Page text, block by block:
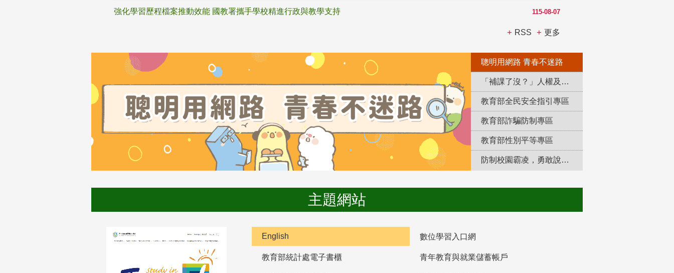
115-08-07
強化學習歷程檔案推動效能 國教署攜手學校精進行政與教學支持
RSS 更多
聰明用網路 青春不迷路
「補課了沒？」人權及轉型正義教育專區
教育部全民安全指引專區
教育部詐騙防制專區
教育部性別平等專區
防制校園霸凌，勇敢說出來！
主題網站
English 數位學習入口網
教育部統計處電子書櫃 青年教育與就業儲蓄帳戶